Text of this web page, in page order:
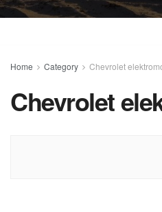
Home Category Chevrolet
Chevrolet